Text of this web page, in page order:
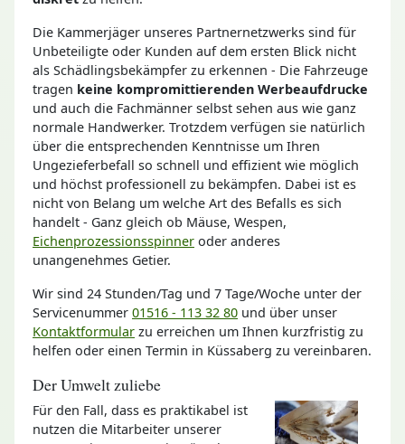
Die Kammerjäger unseres Partnernetzwerks sind für
Unbeteiligte oder Kunden auf dem ersten Blick nicht
als Schädlingsbekämpfer zu erkennen - Die Fahrzeuge
tragen keine kompromittierenden Werbeaufdrucke
und auch die Fachmänner selbst sehen aus wie ganz
normale Handwerker. Trotzdem verfügen sie natürlich
über die entsprechenden Kenntnisse um Ihren
Ungezieferbefall so schnell und effizient wie möglich
und höchst professionell zu bekämpfen. Dabei ist es
nicht von Belang um welche Art des Befalls es sich
handelt - Ganz gleich ob Mäuse, Wespen,
Eichenprozessionsspinner oder anderes
unangenehmes Getier.
Wir sind 24 Stunden/Tag und 7 Tage/Woche unter der
Servicenummer 01516 - 113 32 80 und über unser
Kontaktformular zu erreichen um Ihnen kurzfristig zu
helfen oder einen Termin in Küssaberg zu vereinbaren.
Der Umwelt zuliebe
Für den Fall, dass es praktikabel ist
nutzen die Mitarbeiter unserer